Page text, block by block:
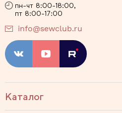
Каталог
пн-чт 8:00-18:00,
пт 8:00-17:00
info@sewclub.ru